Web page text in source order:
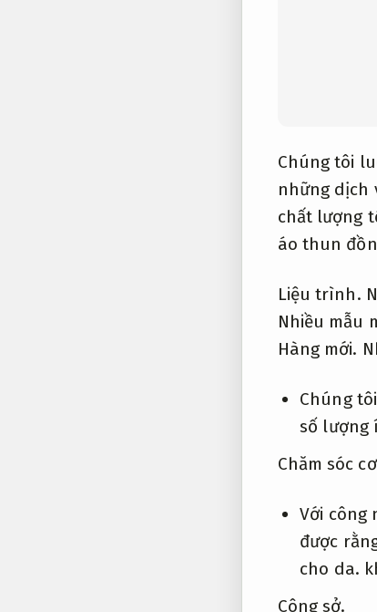
Chúng tôi
những dịch
chất lượng
áo thun
Liệu trình.
Nhiều mẫu
Hàng mới.
Chúng
số lượng
Chăm sóc
Với công
được
cho da.
Công sở.